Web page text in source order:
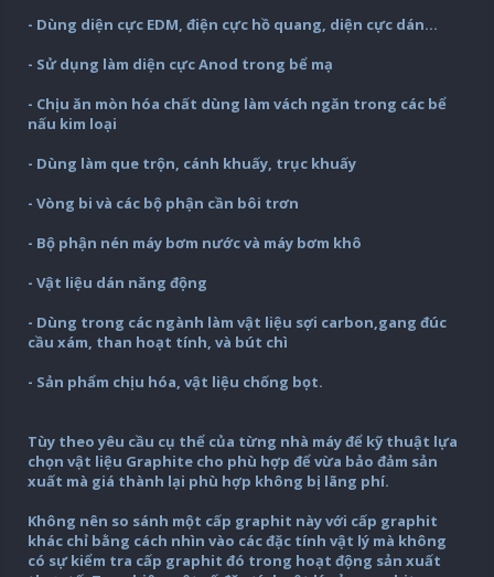
- Dùng diện cực EDM, điện cực hồ quang, diện cực dán…
- Sử dụng làm diện cực Anod trong bể mạ
- Chịu ăn mòn hóa chất dùng làm vách ngăn trong các bể
nấu kim loại
- Dùng làm que trộn, cánh khuấy, trục khuấy
- Vòng bi và các bộ phận cần bôi trơn
- Bộ phận nén máy bơm nước và máy bơm khô
- Vật liệu dán năng động
- Dùng trong các ngành làm vật liệu sợi carbon,gang đúc
cầu xám, than hoạt tính, và bút chì
- Sản phẩm chịu hóa, vật liệu chống bọt.
Tùy theo yêu cầu cụ thể của từng nhà máy để kỹ thuật lựa
chọn vật liệu Graphite cho phù hợp để vừa bảo đảm sản
xuất mà giá thành lại phù hợp không bị lãng phí.
Không nên so sánh một cấp graphit này với cấp graphit
khác chỉ bằng cách nhìn vào các đặc tính vật lý mà không
có sự kiểm tra cấp graphit đó trong hoạt động sản xuất